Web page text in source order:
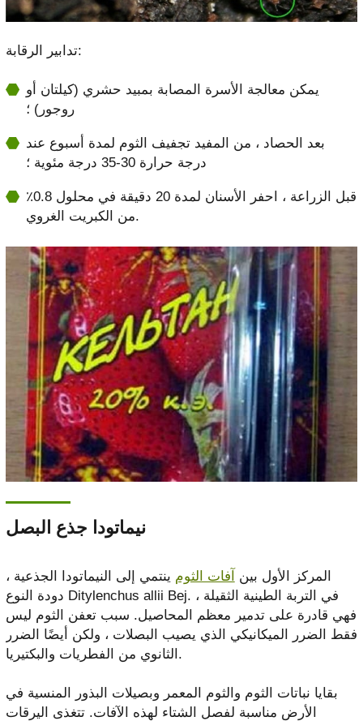
تدابير الرقابة:
يمكن معالجة الأسرة المصابة بمبيد حشري (كيلتان أو
روجور) ؛
بعد الحصاد ، من المفيد تجفيف الثوم لمدة أسبوع عند
درجة حرارة 30-35 درجة مئوية ؛
قبل الزراعة ، احفر الأسنان لمدة 20 دقيقة في محلول 0.8٪
من الكبريت الغروي.
نيماتودا جذع البصل
المركز الأول بين آفات الثوم ينتمي إلى النيماتودا الجذعية ،
دودة النوع Ditylenchus allii Bej. في التربة الطينية الثقيلة ،
فهي قادرة على تدمير معظم المحاصيل. سبب تعفن الثوم ليس
فقط الضرر الميكانيكي الذي يصيب البصلات ، ولكن أيضًا الضرر
الثانوي من الفطريات والبكتيريا.
بقايا نباتات الثوم والثوم المعمر وبصيلات البذور المنسية في
الأرض مناسبة لفصل الشتاء لهذه الآفات. تتغذى اليرقات